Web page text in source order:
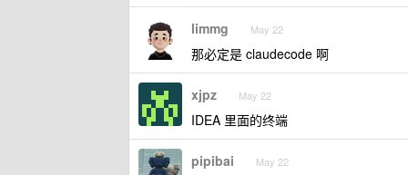
limmg May 22
那必定是 claudecode 啊
xjpz May 22
IDEA 里面的终端
pipibai May 22